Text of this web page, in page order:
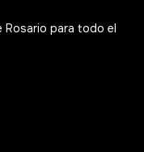
Rosario para todo el